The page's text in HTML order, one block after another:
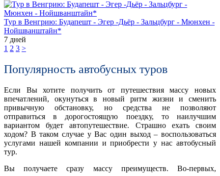
Тур в Венгрию: Будапешт - Эгер -Дьёр - Зальцбург - Мюнхен -
Нойшванштайн*
7 дней
1 2 3 >
Популярность автобусных туров
Если Вы хотите получить от путешествия массу новых
впечатлений, окунуться в новый ритм жизни и сменить
привычную обстановку, но средства не позволяют
отправиться в дорогостоящую поездку, то наилучшим
вариантом будет автопутешествие. Страшно ехать своим
ходом? В таком случае у Вас один выход – воспользоваться
услугами нашей компании и приобрести у нас автобусный
тур.
Вы получаете сразу массу преимуществ. Во-первых,